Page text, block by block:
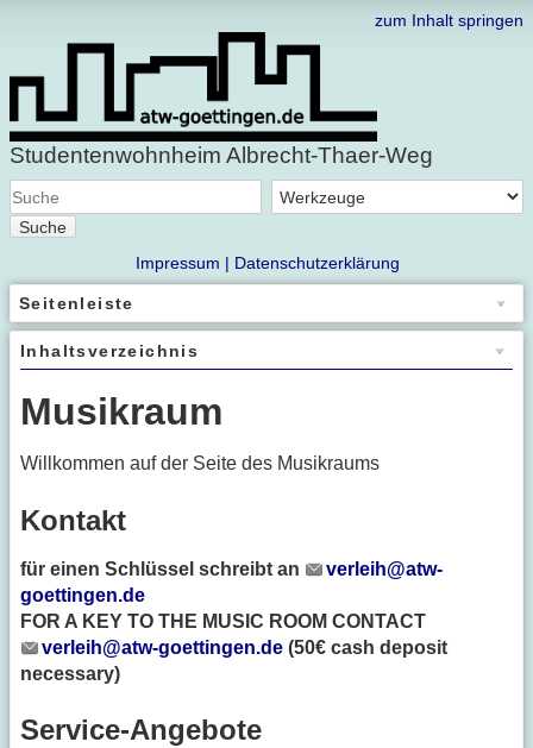
zum Inhalt springen
Studentenwohnheim Albrecht-Thaer-Weg
Suche
Datenschutzerklärung
Impressum |
Seitenleiste
Inhaltsverzeichnis
Musikraum
Willkommen auf der Seite des Musikraums
Kontakt
für einen Schlüssel schreibt an
verleih@atw-
goettingen.de
FOR A KEY TO THE MUSIC ROOM CONTACT
verleih@atw-goettingen.de (50€ cash deposit
necessary)
Service-Angebote